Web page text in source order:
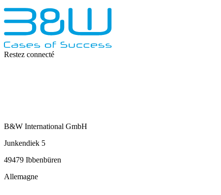
Restez connecté
B&W International GmbH
Junkendiek 5
49479 Ibbenbüren
Allemagne